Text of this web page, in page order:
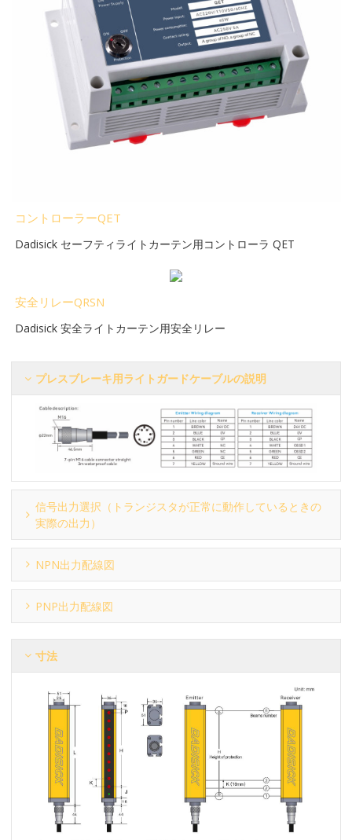
コントローラーQET
Dadisick セーフティライトカーテン用コントローラ QET
安全リレーQRSN
Dadisick 安全ライトカーテン用安全リレー
プレスブレーキ用ライトガードケーブルの説明
信号出力選択（トランジスタが正常に動作しているときの
実際の出力）
NPN出力配線図
PNP出力配線図
寸法